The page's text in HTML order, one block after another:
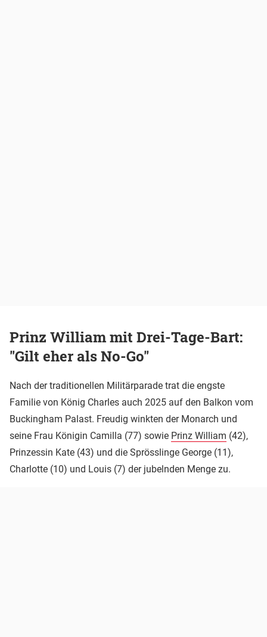
Prinz William mit Drei-Tage-Bart:
"Gilt eher als No-Go"
Nach der traditionellen Militärparade trat die engste
Familie von König Charles auch 2025 auf den Balkon vom
Buckingham Palast. Freudig winkten der Monarch und
seine Frau Königin Camilla (77) sowie Prinz William (42),
Prinzessin Kate (43) und die Sprösslinge George (11),
Charlotte (10) und Louis (7) der jubelnden Menge zu.